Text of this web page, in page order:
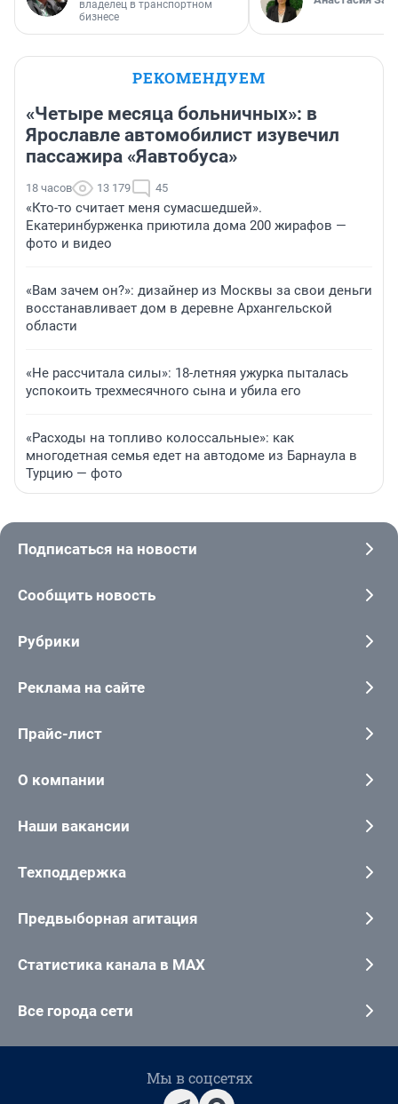
владелец в транспортном
бизнесе
РЕКОМЕНДУЕМ
«Четыре месяца больничных»: в
Ярославле автомобилист изувечил
пассажира «Яавтобуса»
18 часов 13 179 45
«Кто-то считает меня сумасшедшей».
Екатеринбурженка приютила дома 200 жирафов —
фото и видео
«Вам зачем он?»: дизайнер из Москвы за свои деньги
восстанавливает дом в деревне Архангельской
области
«Не рассчитала силы»: 18-летняя ужурка пыталась
успокоить трехмесячного сына и убила его
«Расходы на топливо колоссальные»: как
многодетная семья едет на автодоме из Барнаула в
Турцию — фото
Подписаться на новости
Сообщить новость
Рубрики
Реклама на сайте
Прайс-лист
О компании
Наши вакансии
Техподдержка
Предвыборная агитация
Статистика канала в MAX
Все города сети
Мы в соцсетях